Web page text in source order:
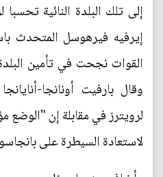
إلى تلك البلدة النائية
إيرفيه فيرهوسل المتحدث
القوات نجحت في تأمين
وقال بارفيت أونانجا-
لرويترز في مقابلة إن
لاستعادة السيطرة على